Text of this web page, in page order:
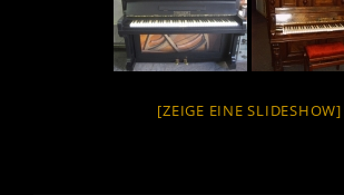
[ZEIGE EINE SLIDESHOW]